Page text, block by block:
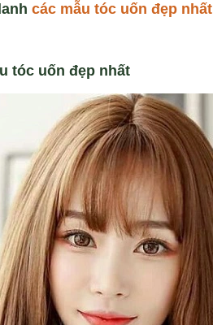
các mẫu tóc uốn đẹp nhất
tóc uốn đẹp nhất